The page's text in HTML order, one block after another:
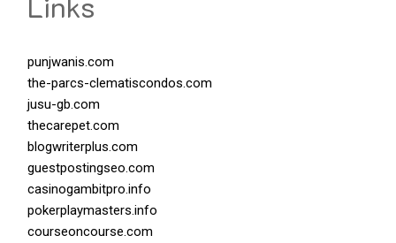
punjwanis.com
the-parcs-clematiscondos.com
jusu-gb.com
thecarepet.com
blogwriterplus.com
guestpostingseo.com
casinogambitpro.info
pokerplaymasters.info
courseoncourse.com